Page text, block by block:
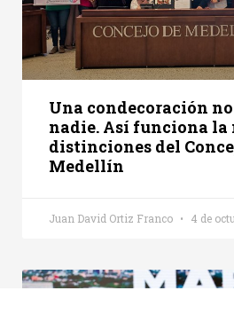
Una condecoración
nadie. Así funciona la
distinciones del
Medellín
Juan David Ortiz Franco 4 de